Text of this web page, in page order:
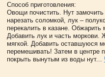
Способ приготовления:
Овощи почистить. Нут
нарезать соломкой, лук –
перекалить в казане.
Добавить лук и часть моркови.
мягкой. Добавить оставшуюся
перемешивать! Затем в центре
покрыть вынутым из воды нут...